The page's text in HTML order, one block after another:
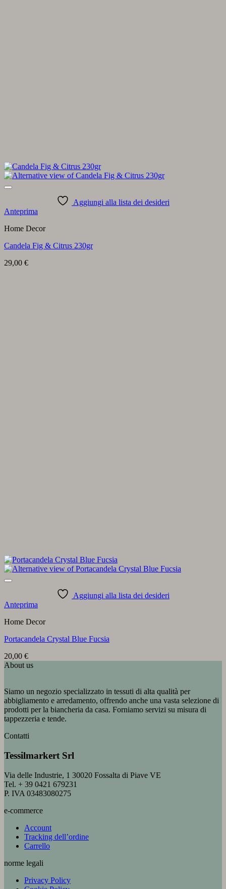
Aggiungi alla lista dei desideri
Anteprima
Home Decor
Candela Fig & Citrus 230gr
29,00 €
Aggiungi alla lista dei desideri
Anteprima
Home Decor
Portacandela Crystal Blue Fucsia
20,00 €
About us
Siamo un negozio specializzato in tessuti di alta qualità per
abbigliamento e arredamento, offrendo anche una vasta selezione di
prodotti per la biancheria da casa. Forniamo servizi su misura di
tappezzeria e tende.
Contatti
Tessilmarkert Srl
Via delle Industrie, 1 30020 Fossalta di Piave VE
Tel. + 39 0421 679231
P. IVA 03483080275
e-commerce
Account
Tracking dell’ordine
Carrello
norme legali
Privacy Policy